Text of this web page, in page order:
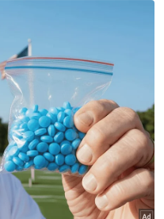
Jabatan
dan PDRM
Harian.Klik di sini!